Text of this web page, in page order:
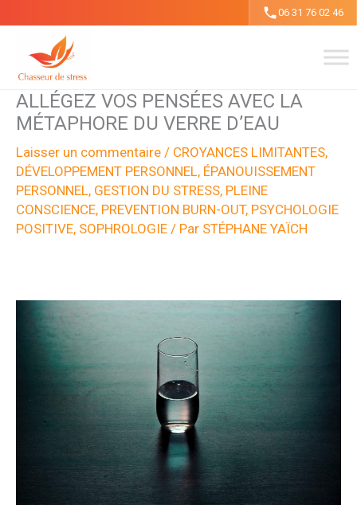
contenu
06 31 76 02 46
ALLÉGEZ VOS PENSÉES AVEC LA
MÉTAPHORE DU VERRE D’EAU
Laisser un commentaire / CROYANCES LIMITANTES,
DÉVELOPPEMENT PERSONNEL, ÉPANOUISSEMENT
PERSONNEL, GESTION DU STRESS, PLEINE
CONSCIENCE, PREVENTION BURN-OUT, PSYCHOLOGIE
POSITIVE, SOPHROLOGIE / Par STÉPHANE YAÏCH